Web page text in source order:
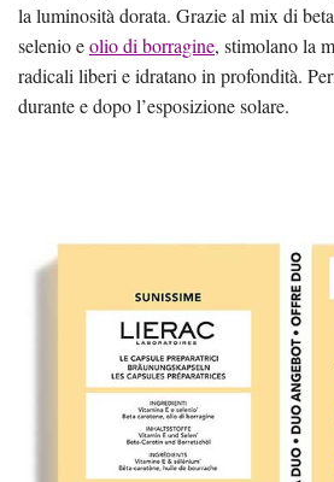
la luminosità dorata. Grazie al mix di
selenio eolio di borragine, stimolano la
radicali liberi e idratano in profondità.
durante e dopo l’esposizione solare.